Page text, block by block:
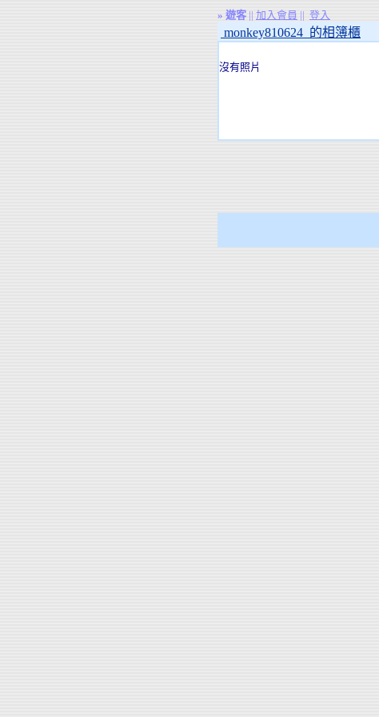
» 遊客 || 加入會員 || 登入
monkey810624 的相簿櫃
沒有照片